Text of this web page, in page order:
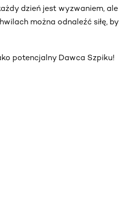
dzień jest wyzwaniem, ale
można odnaleźć siłę, by
potencjalny Dawca Szpiku!